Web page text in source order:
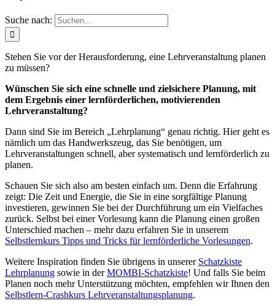
Suche nach:
Stehen Sie vor der Herausforderung, eine Lehrveranstaltung planen
zu müssen?
Wünschen Sie sich eine schnelle und zielsichere Planung, mit
dem Ergebnis einer lernförderlichen, motivierenden
Lehrveranstaltung?
Dann sind Sie im Bereich „Lehrplanung“ genau richtig. Hier geht es
nämlich um das Handwerkszeug, das Sie benötigen, um
Lehrveranstaltungen schnell, aber systematisch und lernförderlich zu
planen.
Schauen Sie sich also am besten einfach um. Denn die Erfahrung
zeigt: Die Zeit und Energie, die Sie in eine sorgfältige Planung
investieren, gewinnen Sie bei der Durchführung um ein Vielfaches
zurück. Selbst bei einer Vorlesung kann die Planung einen großen
Unterschied machen – mehr dazu erfahren Sie in unserem
Selbstlernkurs Tipps und Tricks für lernförderliche Vorlesungen.
Weitere Inspiration finden Sie übrigens in unserer Schatzkiste
Lehrplanung sowie in derMOMBI-Schatzkiste! Und falls Sie beim
Planen noch mehr Unterstützung möchten, empfehlen wir Ihnen den
Selbstlern-Crashkurs Lehrveranstaltungsplanung.